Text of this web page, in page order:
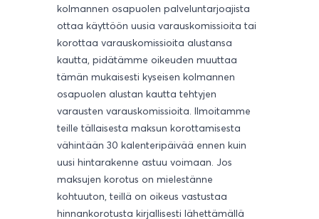
kolmannen osapuolen palveluntarjoajista
ottaa käyttöön uusia varauskomissioita tai
korottaa varauskomissioita alustansa
kautta, pidätämme oikeuden muuttaa
tämän mukaisesti kyseisen kolmannen
osapuolen alustan kautta tehtyjen
varausten varauskomissioita. Ilmoitamme
teille tällaisesta maksun korottamisesta
vähintään 30 kalenteripäivää ennen kuin
uusi hintarakenne astuu voimaan. Jos
maksujen korotus on mielestänne
kohtuuton, teillä on oikeus vastustaa
hinnankorotusta kirjallisesti lähettämällä